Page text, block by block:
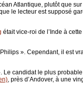
Atlantique, plutôt que
le lecteur est supposé
était vice-roi de l’Inde à
». Cependant, il est
Le candidat le plus
, près d’Andover, à une